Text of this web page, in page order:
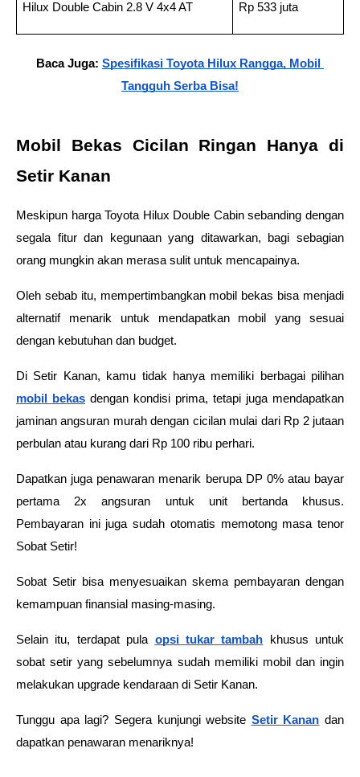
Hilux Double Cabin 2.8 V 4x4 AT Rp 533 juta
Baca Juga: Spesifikasi Toyota Hilux Rangga, Mobil
Tangguh Serba Bisa!
Mobil Bekas Cicilan Ringan Hanya di
Setir Kanan
Meskipun harga Toyota Hilux Double Cabin sebanding dengan
segala fitur dan kegunaan yang ditawarkan, bagi sebagian
orang mungkin akan merasa sulit untuk mencapainya.
Oleh sebab itu, mempertimbangkan mobil bekas bisa menjadi
alternatif menarik untuk mendapatkan mobil yang sesuai
dengan kebutuhan dan budget.
mobil bekas dengan kondisi prima, tetapi juga mendapatkan
jaminan angsuran murah dengan cicilan mulai dari Rp 2 jutaan
perbulan atau kurang dari Rp 100 ribu perhari.
Dapatkan juga penawaran menarik berupa DP 0% atau bayar
pertama 2x angsuran untuk unit bertanda khusus.
Pembayaran ini juga sudah otomatis memotong masa tenor
Sobat Setir!
Sobat Setir bisa menyesuaikan skema pembayaran dengan
kemampuan finansial masing-masing.
Selain itu, terdapat pula opsi tukar tambah khusus untuk
sobat setir yang sebelumnya sudah memiliki mobil dan ingin
melakukan upgrade kendaraan di Setir Kanan.
Tunggu apa lagi? Segera kunjungi website Setir Kanan dan
dapatkan penawaran menariknya!